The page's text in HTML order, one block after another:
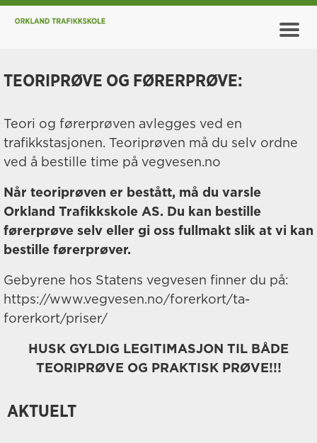
TEORIPRØVE OG FØRERPRØVE:
Teori og førerprøven avlegges ved en
trafikkstasjonen. Teoriprøven må du selv ordne
ved å bestille time på vegvesen.no
Når teoriprøven er bestått, må du varsle
Orkland Trafikkskole AS. Du kan bestille
førerprøve selv eller gi oss fullmakt slik at vi kan
bestille førerprøver.
Gebyrene hos Statens vegvesen finner du på:
https://www.vegvesen.no/forerkort/ta-
forerkort/priser/
HUSK GYLDIG LEGITIMASJON TIL BÅDE
TEORIPRØVE OG PRAKTISK PRØVE!!!
AKTUELT